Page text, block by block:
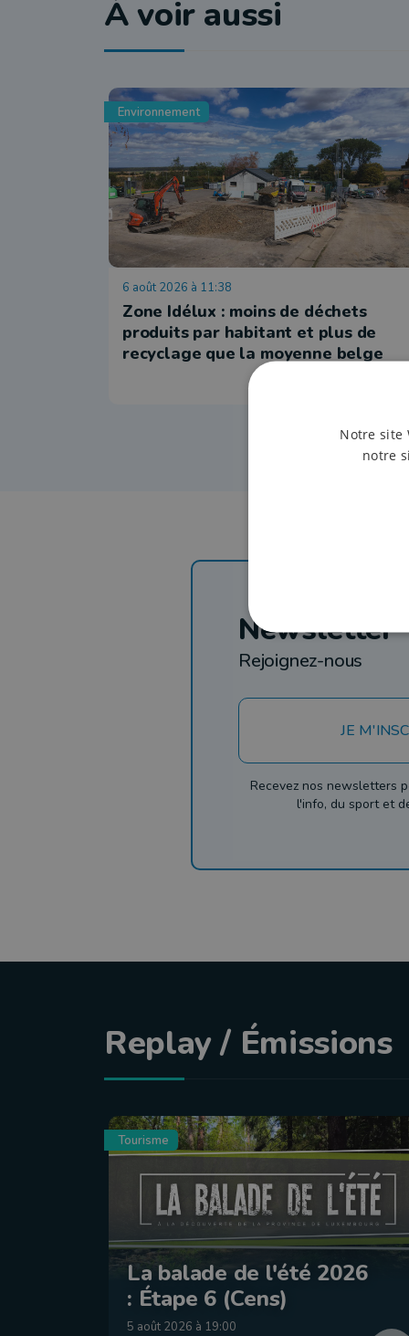
À voir aussi
Environnement
6 août 2026 à 11:38
Zone Idélux : moins de déchets
produits par habitant et plus de
recyclage que la moyenne belge
Newsletter
Rejoignez-nous
JE
Recevez nos newsletters
l'info, du sport et
Replay / Émissions
Tourisme
La balade de l'été 2026
: Étape 6 (Cens)
5 août 2026 à 19:00
Notre site
notre